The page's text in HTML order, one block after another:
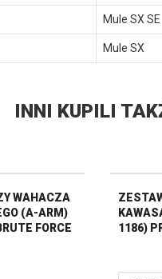
Mule SX SE
Mule SX
INNI KUPILI
WAHACZA
(A-ARM)
FORCE
1186)